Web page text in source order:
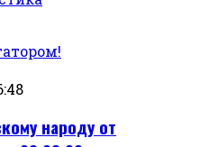
народу от